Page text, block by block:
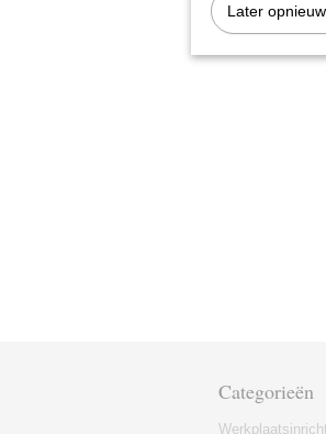
Categorieën
Later